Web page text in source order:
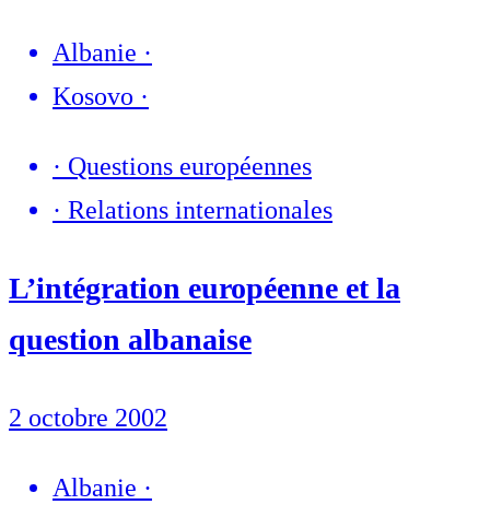
Albanie ·
Kosovo ·
· Questions européennes
· Relations internationales
L’intégration européenne et la
question albanaise
2 octobre 2002
Albanie ·